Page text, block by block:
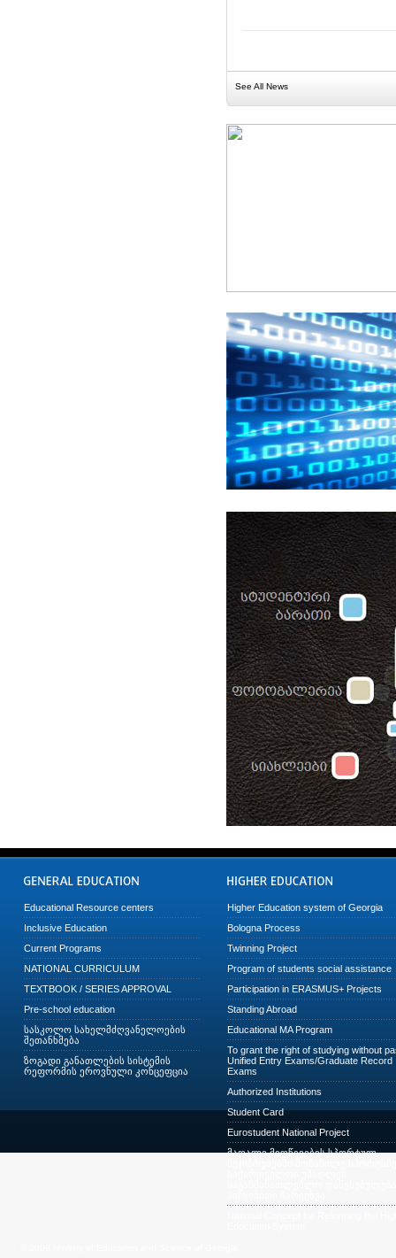
See All News
Educational Resource centers
Inclusive Education
Current Programs
NATIONAL CURRICULUM
TEXTBOOK / SERIES APPROVAL
Pre-school education
სასკოლო სახელმძღვანელოების
შეთანხმება
ზოგადი განათლების სისტემის
რეფორმის ეროვნული კონცეფცია
Higher Education system of Georgia
Bologna Process
Twinning Project
Program of students social assistance
Participation in ERASMUS+ Projects
Standing Abroad
Educational MA Program
To grant the right of studying without
Unified Entry Exams/Graduate Record
Exams
Authorized Institutions
Student Card
Eurostudent National Project
მაღალი მიღწევების სპორტულ